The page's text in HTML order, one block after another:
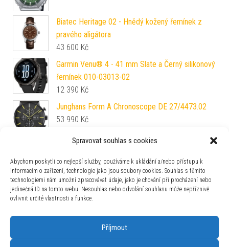
Spravovat souhlas s cookies
Abychom poskytli co nejlepší služby, používáme k ukládání a/nebo přístupu k
informacím o zařízení, technologie jako jsou soubory cookies. Souhlas s těmito
technologiemi nám umožní zpracovávat údaje, jako je chování při procházení nebo
jedinečná ID na tomto webu. Nesouhlas nebo odvolání souhlasu může nepříznivě
ovlivnit určité vlastnosti a funkce.
Příjmout
Biatec Heritage 02 - Hnědý kožený řemínek z
pravého aligátora
43 600 Kč
Garmin Venu® 4 - 41 mm Slate a Černý silikonový
řemínek 010-03013-02
12 390 Kč
Junghans Form A Chronoscope DE 27/4473.02
53 990 Kč
Vulcain Monopusher Heritage - Black - Grey
73 300Kč
Davosa Ternos Automatic Medium 166.198.20
27 300Kč